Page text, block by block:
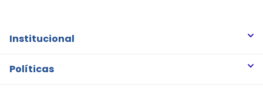
Institucional
Quem somos
Políticas